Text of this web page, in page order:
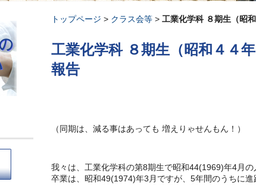
トップページ クラス会等 工業化学科 ８期生（昭
工業化学科 ８期生（昭和４４
報告
（同期は、減る事はあっても 増えりゃせんもん！）
我々は、工業化学科の第8期生で昭和44(1969)年4月の
卒業は、昭和49(1974)年3月ですが、5年間のうちに